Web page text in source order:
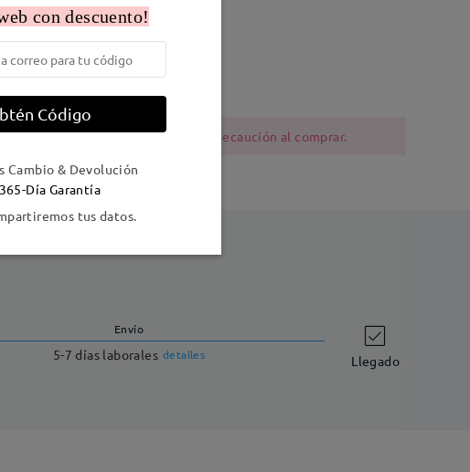
mm Peso:
Tr ,Metal
de alergia al níquel deben tener precaución al comprar.
Envío
5-7 días laborales detalles Llegado
con descuento!
Código
Cambio & Devolución
365-Día Garantía
tus datos.